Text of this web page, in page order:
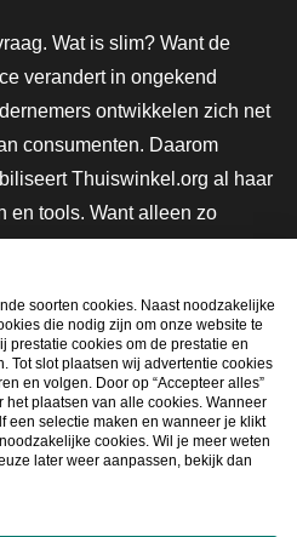
Wat is slim? Want de
verandert in ongekend
ontwikkelen zich net
consumenten. Daarom
Thuiswinkel.org al haar
en tools. Want alleen zo
groei ook mee en maak
soorten cookies. Naast noodzakelijke
die nodig zijn om onze website te
prestatie cookies om de prestatie en
Tot slot plaatsen wij advertentie cookies
en volgen. Door op “Accepteer alles”
het plaatsen van alle cookies. Wanneer
een selectie maken en wanneer je klikt
cookies. Wil je meer weten
later weer aanpassen, bekijk dan